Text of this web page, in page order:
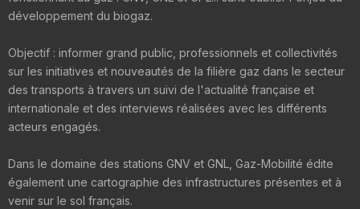
développement du biogaz.
Objectif : informer grand public, professionnels et collectivités
sur les initiatives et nouveautés de la filière gaz dans le secteur
des transports à travers un suivi de l'actualité française et
internationale et des interviews réalisées avec les différents
acteurs engagés.
Dans le domaine des stations GNV et GNL, Gaz-Mobilité édite
également une cartographie des infrastructures présentes et à
venir sur le sol français.